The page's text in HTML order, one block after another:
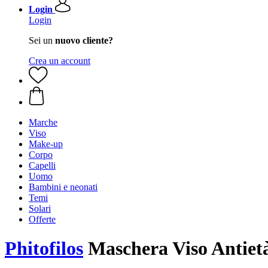
Login
Login
Sei un nuovo cliente?
Crea un account
Marche
Viso
Make-up
Corpo
Capelli
Uomo
Bambini e neonati
Temi
Solari
Offerte
Phitofilos Maschera Viso